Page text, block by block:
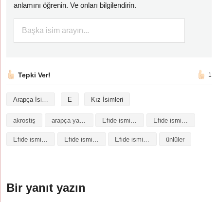
anlamını öğrenin. Ve onları bilgilendirin.
Tepki Ver! 1
Arapça İsimler E Kız İsimleri
akrostiş arapça yazılışı
Efide isminin baş harfleriyle şiir Efide isminin kökeni Efide isminin numerolojisi ünlüler
Bir yanıt yazın